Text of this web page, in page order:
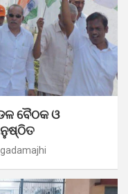
ବୈଠକ ଓ